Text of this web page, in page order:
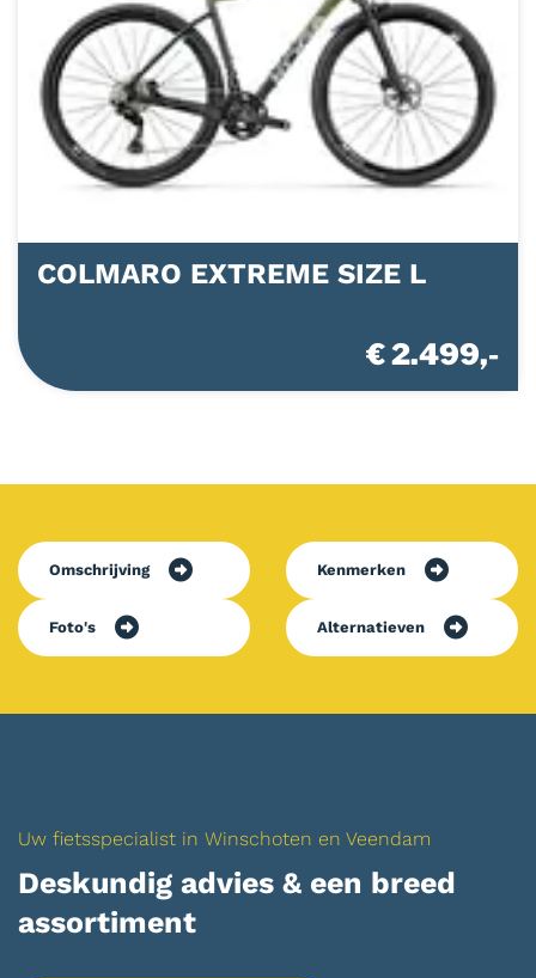
COLMARO EXTREME SIZE L
€ 2.499,-
Omschrijving Kenmerken
Foto's Alternatieven
Uw fietsspecialist in Winschoten en Veendam
Deskundig advies & een breed
assortiment